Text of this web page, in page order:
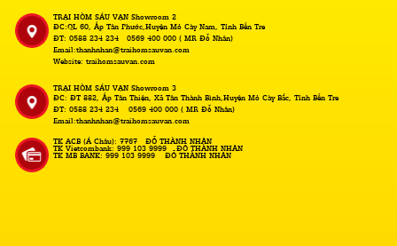
TRẠI HÒM SÁU VẠN Showroom 2
ĐC:QL 60, Ấp Tân Phước,Huyện Mỏ Cày Nam, Tỉnh Bến Tre
ĐT: 0588 234 234 - 0569 400 000 ( MR Đỗ Nhân)
Email:thanhnhan@traihomsauvan.com
Website: traihomsauvan.com
TRẠI HÒM SÁU VẠN Showroom 3
ĐC: ĐT 882, Ấp Tân Thiện, Xã Tân Thành Bình,Huyện Mỏ Cày Bắc, Tỉnh Bến Tre
ĐT: 0588 234 234 - 0569 400 000 ( MR Đỗ Nhân)
Email:thanhnhan@traihomsauvan.com
TK ACB (Á Châu): 7767 - ĐỖ THÀNH NHÂN
TK Vietcombank: 999 103 9999 - ĐỖ THÀNH NHÂN
TK MB BANK: 999 103 9999 - ĐỖ THÀNH NHÂN